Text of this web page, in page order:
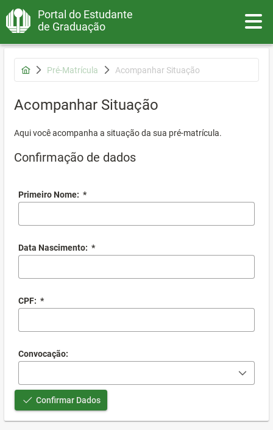
Portal do Estudante
de Graduação
Pré-Matrícula Acompanhar Situação
Acompanhar Situação
Aqui você acompanha a situação da sua pré-matrícula.
Confirmação de dados
Primeiro Nome: *
Data Nascimento: *
CPF: *
Convocação:
Confirmar Dados